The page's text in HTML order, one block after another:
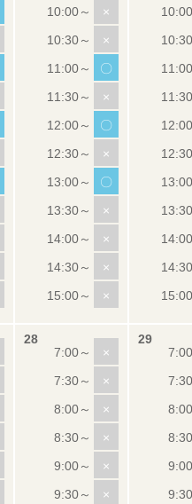
×
×
〇
×
〇
×
〇
×
×
×
×
×
×
×
×
×
×